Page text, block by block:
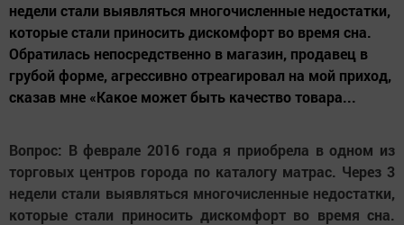
недели стали выявляться многочисленные недостатки,
которые стали приносить дискомфорт во время сна.
Обратилась непосредственно в магазин, продавец в
грубой форме, агрессивно отреагировал на мой приход,
сказав мне «Какое может быть качество товара...
Вопрос: В феврале 2016 года я приобрела в одном из
торговых центров города по каталогу матрас. Через 3
недели стали выявляться многочисленные недостатки,
которые стали приносить дискомфорт во время сна.